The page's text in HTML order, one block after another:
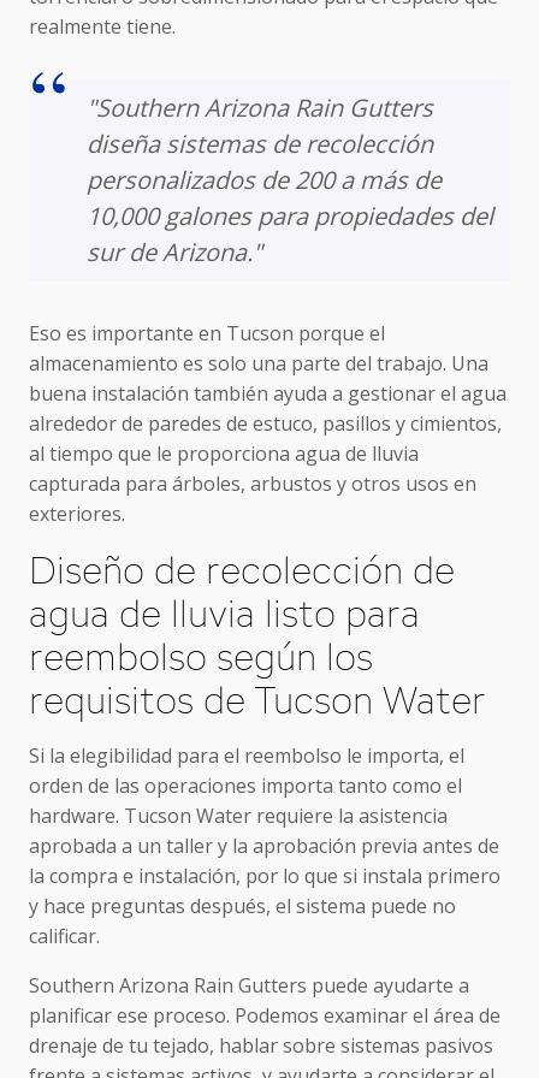
realmente tiene.
"Southern Arizona Rain Gutters
diseña sistemas de recolección
personalizados de 200 a más de
10,000 galones para propiedades del
sur de Arizona."
Eso es importante en Tucson porque el
almacenamiento es solo una parte del trabajo. Una
buena instalación también ayuda a gestionar el agua
alrededor de paredes de estuco, pasillos y cimientos,
al tiempo que le proporciona agua de lluvia
capturada para árboles, arbustos y otros usos en
exteriores.
Diseño de recolección de
agua de lluvia listo para
reembolso según los
requisitos de Tucson Water
Si la elegibilidad para el reembolso le importa, el
orden de las operaciones importa tanto como el
hardware. Tucson Water requiere la asistencia
aprobada a un taller y la aprobación previa antes de
la compra e instalación, por lo que si instala primero
y hace preguntas después, el sistema puede no
calificar.
Southern Arizona Rain Gutters puede ayudarte a
planificar ese proceso. Podemos examinar el área de
drenaje de tu tejado, hablar sobre sistemas pasivos